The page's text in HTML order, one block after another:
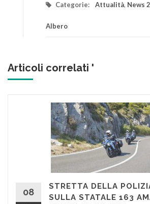
Categorie: Attualità, News 2
Albero
Articoli correlati '
08
STRETTA DELLA
SULLA STATALE 163